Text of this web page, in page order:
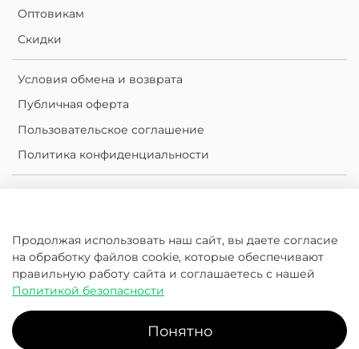
Оптовикам
Скидки
Условия обмена и возврата
Публичная оферта
Пользовательское соглашение
Политика конфиденциальности
Сравнение
Избранное
2016-2026 © KleanKanteen.ru.com
Klean Kanteen | Россия - официальный дистрибьютор
Продолжая использовать наш сайт, вы даете согласие
на обработку файлов cookie, которые обеспечивают
правильную работу сайта и соглашаетесь с нашей
Политикой безопасности
Понятно